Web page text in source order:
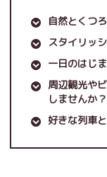
自然とくつ
スタイリッ
一日のはじ
周辺観光や
しませんか？
好きな列車